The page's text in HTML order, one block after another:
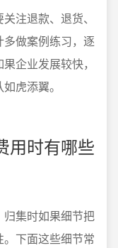
注退款、退货、
做案例练习，逐
企业发展较快，
虎添翼。
用时有哪些
集时如果细节把
下面这些细节常